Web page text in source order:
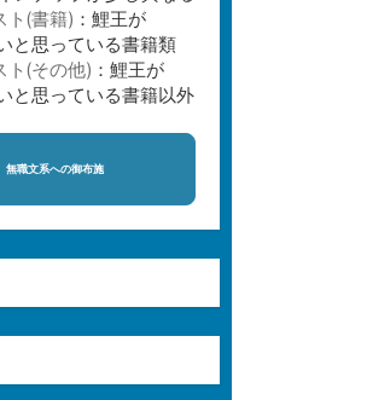
ト(書籍) ：鯉王が
と思っている書籍類
ト(その他) ：鯉王が
と思っている書籍以外